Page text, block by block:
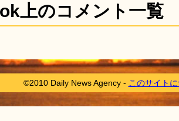
上のコメント一覧
©2010 Daily News Agency - このサイト